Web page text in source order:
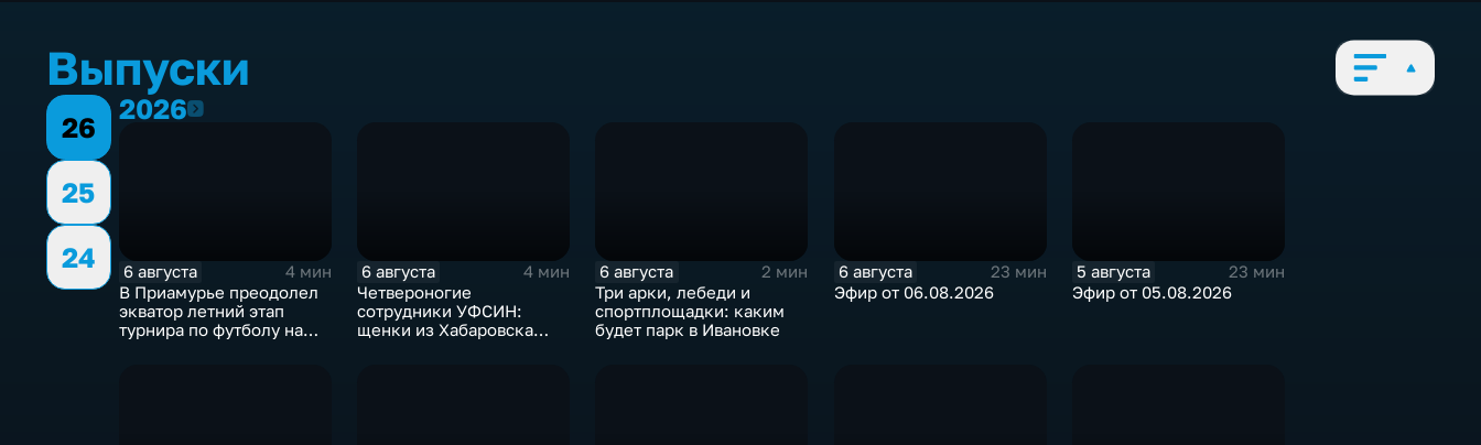
Выпуски
26
25
24
20262026
6 августа
4 мин
В Приамурье преодолел
экватор летний этап
турнира по футболу на
6 августа
4 мин
Четвероногие
сотрудники УФСИН:
щенки из Хабаровска
6 августа
2 мин
Три арки, лебеди и
спортплощадки: каким
будет парк в Ивановке
6 августа
23 мин
Эфир от 06.08.2026
5 августа
23 мин
Эфир от 05.08.2026